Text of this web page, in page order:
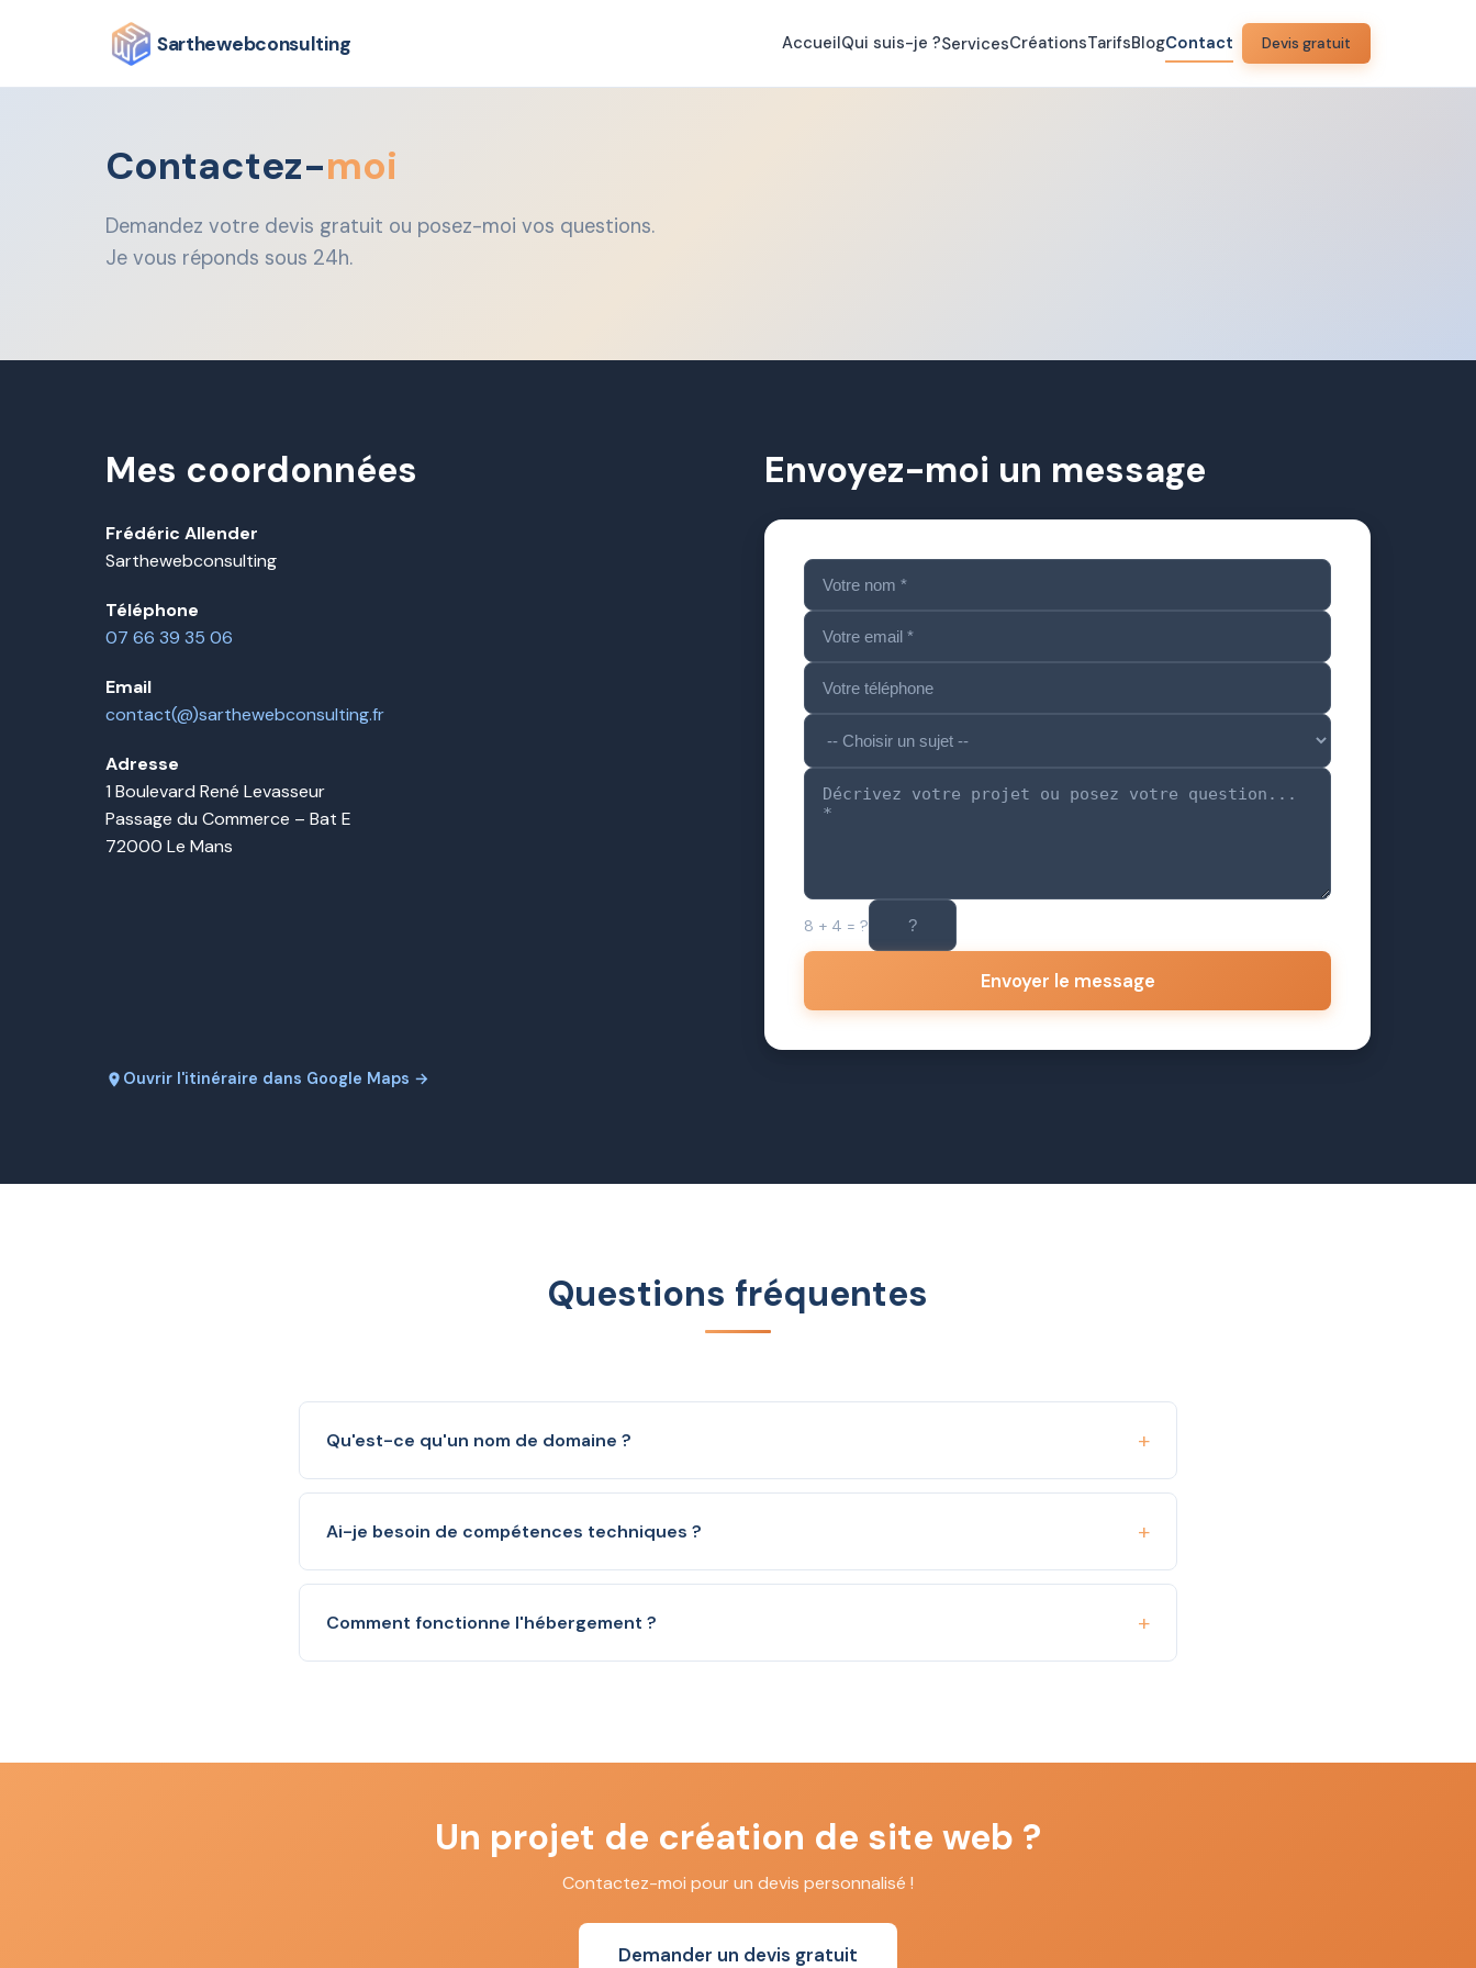
Sarthewebconsulting AccueilQui suis-je ?ServicesCréationsTarifsBlogContact Devis gratuit
Contactez-moi
Demandez votre devis gratuit ou posez-moi vos questions.
Je vous réponds sous 24h.
Mes coordonnées
Frédéric Allender
Sarthewebconsulting
Téléphone
07 66 39 35 06
Email
contact(@)sarthewebconsulting.fr
Adresse
1 Boulevard René Levasseur
Passage du Commerce – Bat E
72000 Le Mans
Ouvrir l'itinéraire dans Google Maps →
Envoyez-moi un message
8 + 4 = ?
Envoyer le message
Questions fréquentes
Qu'est-ce qu'un nom de domaine ?
Un nom de domaine est l'adresse de votre site internet (ex : monsite.fr). C'est ce que vos visiteurs tapent
nom de domaine.
Ai-je besoin de compétences techniques ?
Non, aucune compétence technique n'est nécessaire. Je m'occupe de tout, de la création à la mise en ligne.
Comment fonctionne l'hébergement ?
Un projet de création de site web ?
Contactez-moi pour un devis personnalisé !
Demander un devis gratuit